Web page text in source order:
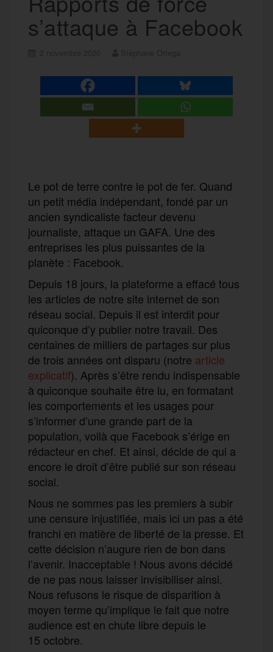
s’attaque à Facebook
L e pot de terre contre le pot de fer. Quand
un petit média indépendant, fondé par un
ancien syndicaliste facteur devenu
journaliste, attaque un GAFA. Une des
entreprises les plus puissantes de la
planète : Facebook.
Depuis 18 jours, la plateforme a effacé tous
les articles de notre site internet de son
réseau social. Depuis il est interdit pour
quiconque d’y publier notre travail. Des
centaines de milliers de partages sur plus
de trois années ont disparu (notre article
explicatif). Après s’être rendu indispensable
à quiconque souhaite être lu, en formatant
les comportements et les usages pour
s’informer d’une grande part de la
population, voilà que Facebook s’érige en
rédacteur en chef. Et ainsi, décide de qui a
encore le droit d’être publié sur son réseau
social.
Nous ne sommes pas les premiers à subir
une censure injustifiée, mais ici un pas a été
franchi en matière de liberté de la presse. Et
cette décision n’augure rien de bon dans
l’avenir. Inacceptable ! Nous avons décidé
de ne pas nous laisser invisibiliser ainsi.
Nous refusons le risque de disparition à
moyen terme qu’implique le fait que notre
audience est en chute libre depuis le
15 octobre.